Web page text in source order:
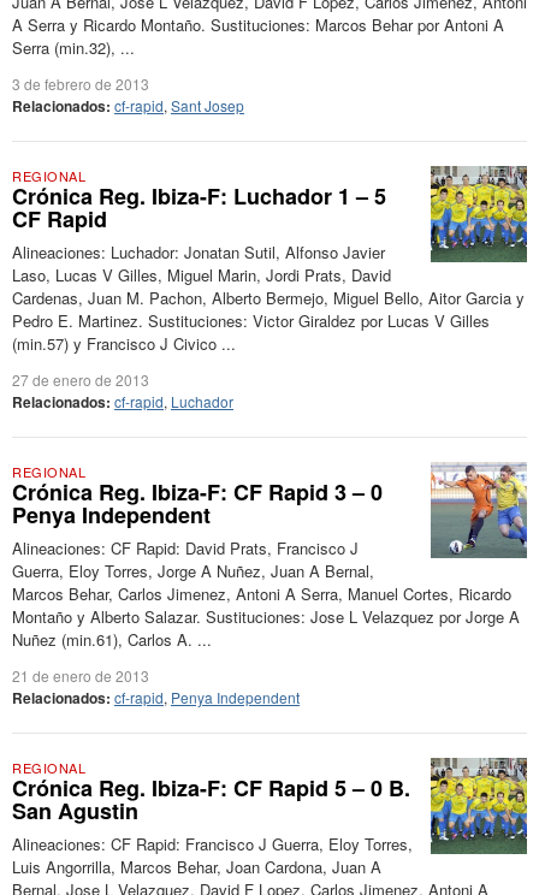
A Serra y Ricardo Montaño. Sustituciones: Marcos Behar por Antoni A
Serra (min.32), ...
3 de febrero de 2013
Relacionados: cf-rapid, Sant Josep
REGIONAL
Crónica Reg. Ibiza-F: Luchador 1 – 5
CF Rapid
Alineaciones: Luchador: Jonatan Sutil, Alfonso Javier
Laso, Lucas V Gilles, Miguel Marin, Jordi Prats, David
Cardenas, Juan M. Pachon, Alberto Bermejo, Miguel Bello, Aitor Garcia y
Pedro E. Martinez. Sustituciones: Victor Giraldez por Lucas V Gilles
(min.57) y Francisco J Civico ...
27 de enero de 2013
Relacionados: cf-rapid, Luchador
REGIONAL
Crónica Reg. Ibiza-F: CF Rapid 3 – 0
Penya Independent
Alineaciones: CF Rapid: David Prats, Francisco J
Guerra, Eloy Torres, Jorge A Nuñez, Juan A Bernal,
Marcos Behar, Carlos Jimenez, Antoni A Serra, Manuel Cortes, Ricardo
Montaño y Alberto Salazar. Sustituciones: Jose L Velazquez por Jorge A
Nuñez (min.61), Carlos A. ...
21 de enero de 2013
Relacionados: cf-rapid, Penya Independent
REGIONAL
Crónica Reg. Ibiza-F: CF Rapid 5 – 0 B.
San Agustin
Alineaciones: CF Rapid: Francisco J Guerra, Eloy Torres,
Luis Angorrilla, Marcos Behar, Joan Cardona, Juan A
Bernal, Jose L Velazquez, David F Lopez, Carlos Jimenez, Antoni A